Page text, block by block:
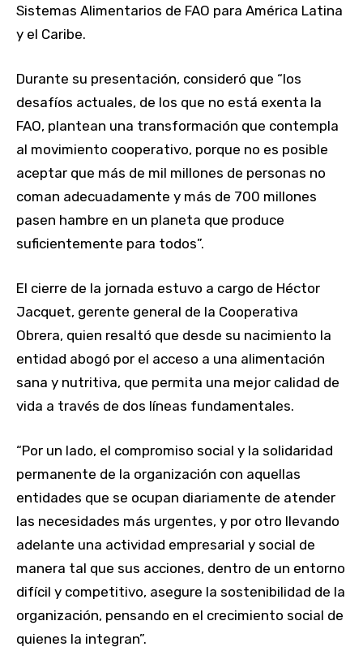
Sistemas Alimentarios de FAO para América Latina
y el Caribe.
Durante su presentación, consideró que “los
desafíos actuales, de los que no está exenta la
FAO, plantean una transformación que contempla
al movimiento cooperativo, porque no es posible
aceptar que más de mil millones de personas no
coman adecuadamente y más de 700 millones
pasen hambre en un planeta que produce
suficientemente para todos”.
El cierre de la jornada estuvo a cargo de Héctor
Jacquet, gerente general de la Cooperativa
Obrera, quien resaltó que desde su nacimiento la
entidad abogó por el acceso a una alimentación
sana y nutritiva, que permita una mejor calidad de
vida a través de dos líneas fundamentales.
“Por un lado, el compromiso social y la solidaridad
permanente de la organización con aquellas
entidades que se ocupan diariamente de atender
las necesidades más urgentes, y por otro llevando
adelante una actividad empresarial y social de
manera tal que sus acciones, dentro de un entorno
difícil y competitivo, asegure la sostenibilidad de la
organización, pensando en el crecimiento social de
quienes la integran”.